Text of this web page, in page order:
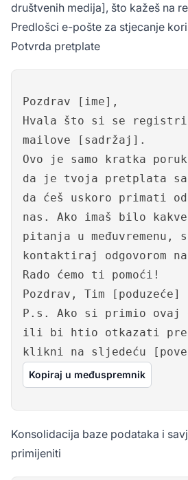
društvenih medija], što kažeš na
Predlošci e-pošte za stjecanje
Potvrda pretplate
Pozdrav [ime],
Hvala što si se
mailove [sadržaj].
Ovo je samo kratka
da je tvoja pretplata
da ćeš uskoro primati
nas. Ako imaš bilo
pitanja u međuvremenu,
kontaktiraj odgovorom
Rado ćemo ti pomoći!
Pozdrav, Tim [poduzeće]
P.s. Ako si primio ovaj
ili bi htio otkazati
klikni na sljedeću
Kopiraj u međuspremnik
Konsolidacija baze podataka i
primijeniti